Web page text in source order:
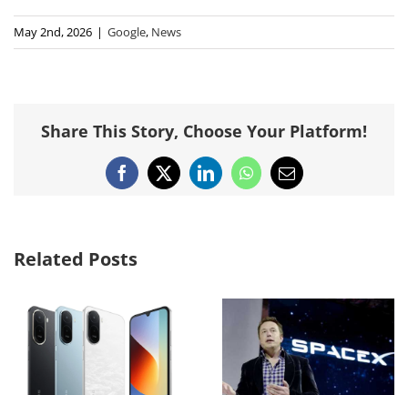
May 2nd, 2026 | Google, News
Share This Story, Choose Your Platform!
Facebook
X LinkedInWhatsApp
Email
Related Posts